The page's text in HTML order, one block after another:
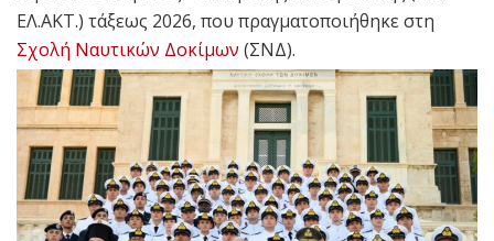
ΕΛ.ΑΚΤ.) τάξεως 2026, που πραγματοποιήθηκε στη
Σχολή Ναυτικών Δοκίμων (ΣΝΔ).